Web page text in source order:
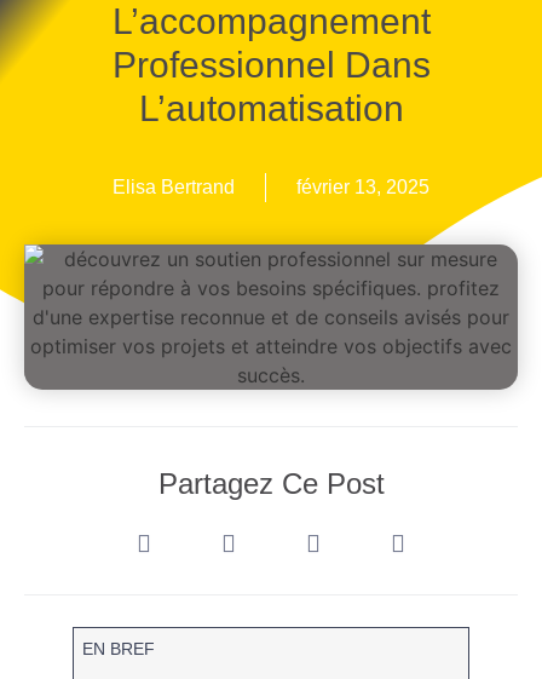
L’accompagnement
Professionnel Dans
L’automatisation
Elisa Bertrand février 13, 2025
Partagez Ce Post
EN BREF